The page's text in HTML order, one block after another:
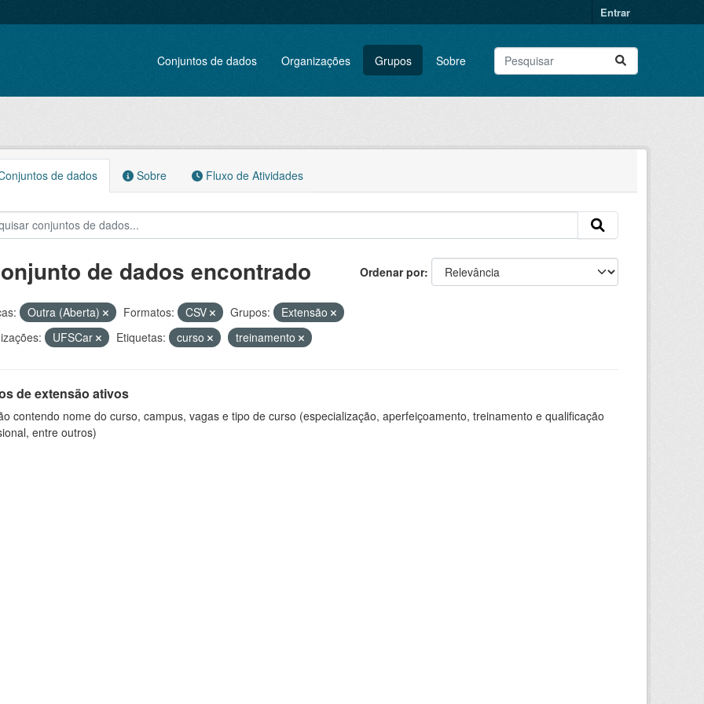
Entrar
Conjuntos de dados Organizações Grupos Sobre
de dados Sobre Fluxo de Atividades
Ordenar por
de dados encontrado
Outra (Aberta) Formatos: CSV Grupos:
Extensão
UFSCar Etiquetas: curso treinamento
de extensão ativos
contendo nome do curso, campus, vagas e tipo de curso (especialização, aperfeiçoamento, treinamento e qualificação
entre outros)